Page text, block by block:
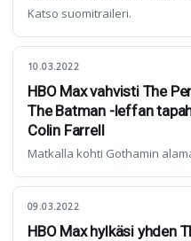
Katso suomitraileri.
10.03.2022
HBO Max vahvisti The
The Batman -leffan
Colin Farrell
Matkalla kohti Gothamin
09.03.2022
HBO Max hylkäsi yhden